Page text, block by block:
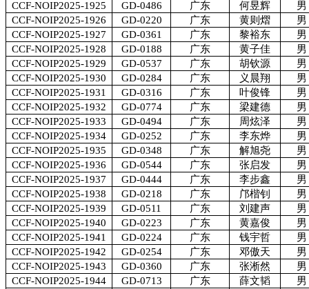
CCF-NOIP2025-1925
GD-0486 广东 何昱辉
男
CCF-NOIP2025-1926
GD-0220 广东 黄则熠
男
CCF-NOIP2025-1927
GD-0361 广东 黎裕东
男
CCF-NOIP2025-1928
GD-0188 广东 黄子佳
男
CCF-NOIP2025-1929
GD-0537 广东 胡钦源
男
CCF-NOIP2025-1930
GD-0284 广东 义晨翔
男
CCF-NOIP2025-1931
GD-0316 广东 叶俊锋
男
CCF-NOIP2025-1932
GD-0774 广东 梁建德
男
CCF-NOIP2025-1933
GD-0494 广东 周炫泽
男
CCF-NOIP2025-1934
GD-0252 广东 李东烨
男
CCF-NOIP2025-1935
GD-0348 广东 解旭尧
男
CCF-NOIP2025-1936
GD-0544 广东 张启发
男
CCF-NOIP2025-1937
GD-0444 广东 李步鑫
男
CCF-NOIP2025-1938
GD-0218 广东 邝楷钊
男
CCF-NOIP2025-1939
GD-0511 广东 刘建声
男
CCF-NOIP2025-1940
GD-0223 广东 黄嘉俊
男
CCF-NOIP2025-1941
GD-0224 广东 钱宇哲
男
CCF-NOIP2025-1942
GD-0254 广东 邓傲天
男
CCF-NOIP2025-1943
GD-0360 广东 张淅然
男
CCF-NOIP2025-1944
GD-0713 广东 薛文韬
男